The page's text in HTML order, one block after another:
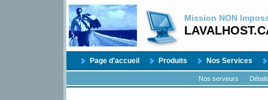
Mission NON
Page d'accueil Produits Nos Services
Nos serveurs